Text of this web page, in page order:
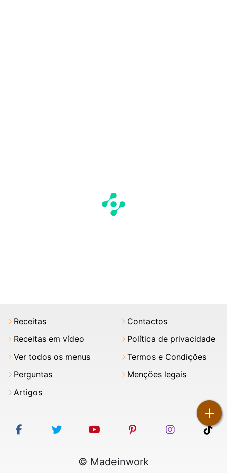
+
Receitas
Receitas em vídeo
Ver todos os menus
Perguntas
Artigos
Contactos
Política de privacidade
Termos e Condições
Menções legais
facebooktwitter youtubepinterestinstagram
© Madeinwork